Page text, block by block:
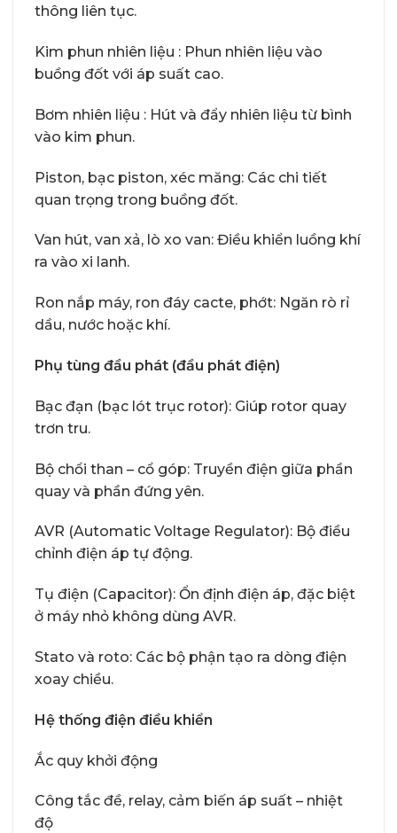
thông liên tục.
Kim phun nhiên liệu : Phun nhiên liệu vào
buồng đốt với áp suất cao.
Bơm nhiên liệu : Hút và đẩy nhiên liệu từ bình
vào kim phun.
Piston, bạc piston, xéc măng: Các chi tiết
quan trọng trong buồng đốt.
Van hút, van xả, lò xo van: Điều khiển luồng khí
ra vào xi lanh.
Ron nắp máy, ron đáy cacte, phớt: Ngăn rò rỉ
dầu, nước hoặc khí.
Phụ tùng đầu phát (đầu phát điện)
Bạc đạn (bạc lót trục rotor): Giúp rotor quay
trơn tru.
Bộ chổi than – cổ góp: Truyền điện giữa phần
quay và phần đứng yên.
AVR (Automatic Voltage Regulator): Bộ điều
chỉnh điện áp tự động.
Tụ điện (Capacitor): Ổn định điện áp, đặc biệt
ở máy nhỏ không dùng AVR.
Stato và roto: Các bộ phận tạo ra dòng điện
xoay chiều.
Hệ thống điện điều khiển
Ắc quy khởi động
Công tắc đề, relay, cảm biến áp suất – nhiệt
độ